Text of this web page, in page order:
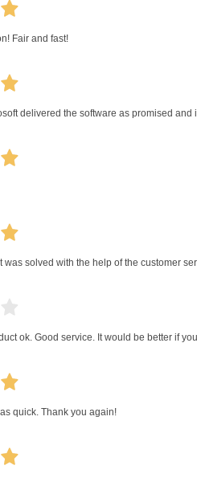
Fair and fast!
delivered the software as promised and
was solved with the help of the customer
ok. Good service. It would be better if
quick. Thank you again!